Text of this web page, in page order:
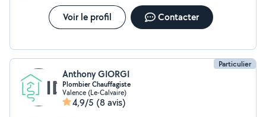
Voir le profil Contacter
Particulier
Anthony GIORGI
Plombier Chauffagiste
Valence (Le-Calvaire)
4,9/5 (8 avis)